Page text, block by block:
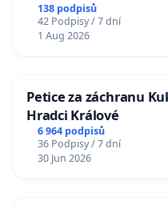
138 podpisů
42 Podpisy / 7 dní
1 Aug 2026
Petice za záchranu
Hradci Králové
6 964 podpisů
36 Podpisy / 7 dní
30 Jun 2026